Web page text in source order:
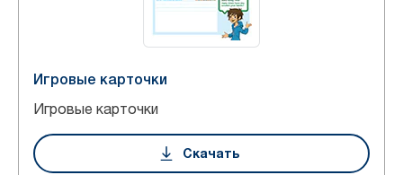
Игровые карточки
Игровые карточки
Скачать